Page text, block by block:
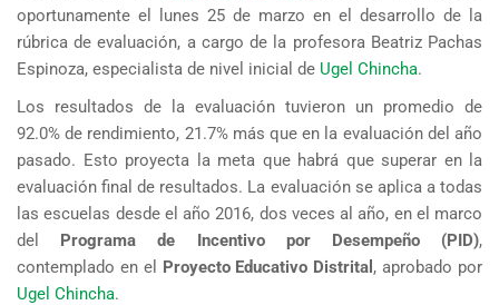
oportunamente el lunes 25 de marzo en el desarrollo de la
rúbrica de evaluación, a cargo de la profesora Beatriz Pachas
Espinoza, especialista de nivel inicial de Ugel Chincha.
Los resultados de la evaluación tuvieron un promedio de
92.0% de rendimiento, 21.7% más que en la evaluación del año
pasado. Esto proyecta la meta que habrá que superar en la
evaluación final de resultados. La evaluación se aplica a todas
las escuelas desde el año 2016, dos veces al año, en el marco
del Programa de Incentivo por Desempeño (PID),
contemplado en el Proyecto Educativo Distrital , aprobado por
Ugel Chincha.